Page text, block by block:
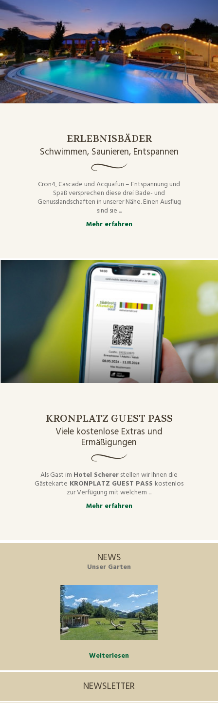
ERLEBNISBÄDER
Schwimmen, Saunieren, Entspannen
Cron4, Cascade und Acquafun – Entspannung und
Spaß versprechen diese drei Bade- und
Genusslandschaften in unserer Nähe. Einen Ausflug
sind sie ...
Mehr erfahren
KRONPLATZ GUEST PASS
Viele kostenlose Extras und
Ermäßigungen
Als Gast im Hotel Schererstellen wir Ihnen die
Gästekarte KRONPLATZ GUEST PASS kostenlos
zur Verfügung mit welchem ...
Mehr erfahren
NEWS
Unser Garten
Weiterlesen
NEWSLETTER